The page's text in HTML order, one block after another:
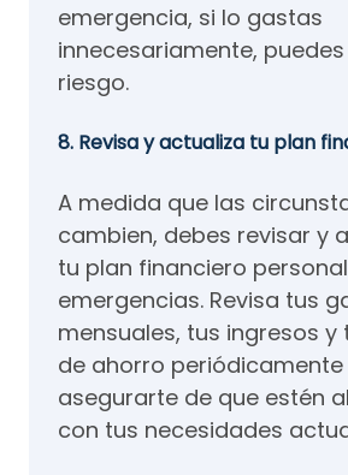
emergencia, si lo gastas
innecesariamente,
riesgo.
8. Revisa y actualiza tu plan
A medida que las
cambien, debes revisar y
tu plan financiero
emergencias. Revisa tus
mensuales, tus ingresos y
de ahorro
asegurarte de que estén
con tus necesidades